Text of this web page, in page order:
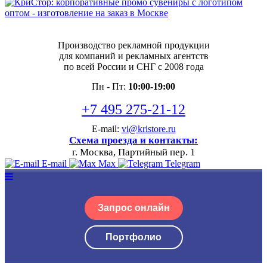
Производство рекламной продукции
для компаний и рекламных агентств
по всей России и СНГ с 2008 года
Пн - Пт: 10:00-19:00
+7 495 275-21-12
E-mail: vi@kristore.ru
Схема проезда и контакты:
г. Москва, Партийный пер. 1
E-mail Max Telegram
Запрос онлайн
Портфолио